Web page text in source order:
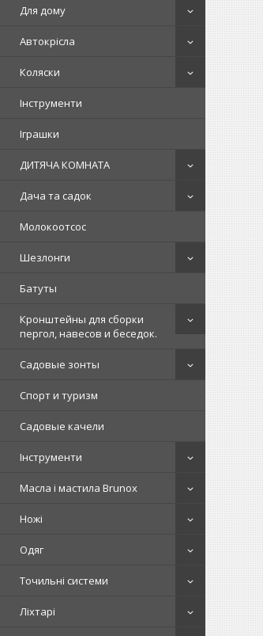
Для дому
Автокрісла
Коляски
Інструменти
Іграшки
ДИТЯЧА КОМНАТА
Дача та садок
Молокоотсос
Шезлонги
Батуты
Кронштейны для сборки
пергол, навесов и беседок.
Садовые зонты
Спорт и туризм
Садовые качели
Інструменти
Масла і мастила Brunox
Ножі
Одяг
Точильні системи
Ліхтарі